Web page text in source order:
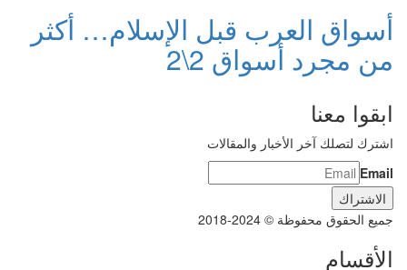
أسواق العرب قبل الإسلام… أكثر
من مجرد أسواق 2\2
ابقوا معنا
اشترك لتصلك آخر الأخبار والمقالات
Email
جميع الحقوق محفوظة © 2024-2018
الأقسام